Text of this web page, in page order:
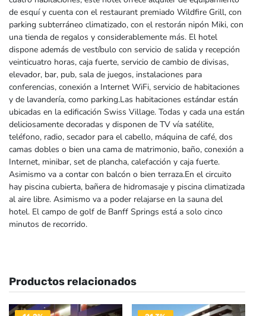
de esquí y cuenta con el restaurant premiado Wildfire Grill, con
parking subterráneo climatizado, con el restorán nipón Miki, con
una tienda de regalos y considerablemente más. El hotel
dispone además de vestíbulo con servicio de salida y recepción
veinticuatro horas, caja fuerte, servicio de cambio de divisas,
elevador, bar, pub, sala de juegos, instalaciones para
conferencias, conexión a Internet WiFi, servicio de habitaciones
y de lavandería, como parking.Las habitaciones estándar están
ubicadas en la edificación Swiss Village. Todas y cada una están
deliciosamente decoradas y disponen de TV vía satélite,
teléfono, radio, secador para el cabello, máquina de café, dos
camas dobles o bien una cama de matrimonio, baño, conexión a
Internet, minibar, set de plancha, calefacción y caja fuerte.
Asimismo va a contar con balcón o bien terraza.En el circuito
hay piscina cubierta, bañera de hidromasaje y piscina climatizada
al aire libre. Asimismo va a poder relajarse en la sauna del
hotel. El campo de golf de Banff Springs está a solo cinco
minutos de recorrido.
Productos relacionados